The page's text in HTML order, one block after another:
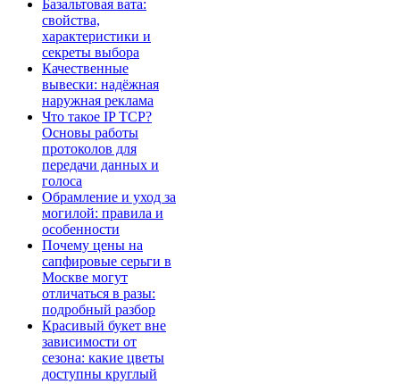
Базальтовая вата:
свойства,
характеристики и
секреты выбора
Качественные
вывески: надёжная
наружная реклама
Что такое IP TCP?
Основы работы
протоколов для
передачи данных и
голоса
Обрамление и уход за
могилой: правила и
особенности
Почему цены на
сапфировые серьги в
Москве могут
отличаться в разы:
подробный разбор
Красивый букет вне
зависимости от
сезона: какие цветы
доступны круглый